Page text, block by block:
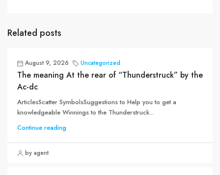
Related posts
August 9, 2026 Uncategorized
The meaning At the rear of “Thunderstruck” by the
Ac-dc
ArticlesScatter SymbolsSuggestions to Help you to get a
knowledgeable Winnings to the Thunderstruck...
Continue reading
by agent